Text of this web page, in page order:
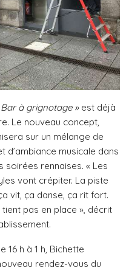
Bar à grignotage »est déjà
Le nouveau concept,
sur un mélange de
d’ambiance musicale dans
soirées rennaises. « Les
vont crépiter. La piste
vit, ça danse, ça rit fort.
pas en place », décrit
16 h à 1 h, Bichette
rendez-vous du